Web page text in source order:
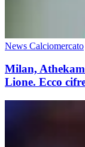
News Calciomercato
Milan,
Lione. Ecco